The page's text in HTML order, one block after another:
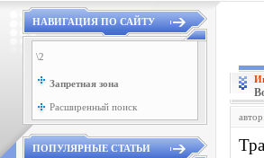
НАВИГАЦИЯ ПО САЙТУ
\2
Запретная зона
Расширенный поиск
ПОПУЛЯРНЫЕ СТАТЬИ
автор: